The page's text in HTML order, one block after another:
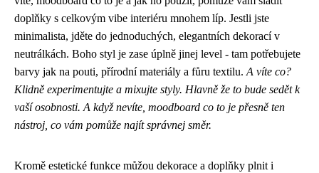
doplňky s celkovým vibe interiéru mnohem líp. Jestli jste
minimalista, jděte do jednoduchých, elegantních dekorací v
neutrálkách. Boho styl je zase úplně jinej level - tam potřebujete
barvy jak na pouti, přírodní materiály a fůru textilu. A víte co?
Klidně experimentujte a mixujte styly. Hlavně že to bude sedět k
vaší osobnosti. A když nevíte, moodboard co to je přesně ten
nástroj, co vám pomůže najít správnej směr.
Kromě estetické funkce můžou dekorace a doplňky plnit i